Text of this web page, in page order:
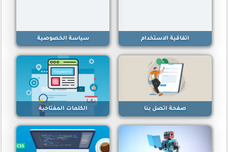
اتفاقية الاستخدام سياسة الخصوصية
صفحة اتصل بنا الكلمات المفتاحية